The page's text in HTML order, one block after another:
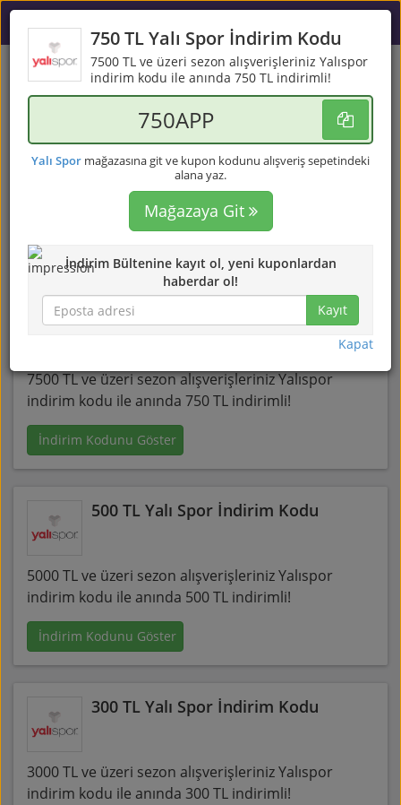
Yalı Spor İndirim Kuponu -
Ağustos 2026
En yeni Yalı Spor indirim kuponu seçenekleri...
İndirimli Alışverişe
Yalı Spor kullanıcı puanları
1244 kişi, ortalama 3.7
750 TL Yalı Spor İndirim Kodu
7500 TL ve üzeri sezon alışverişleriniz Yalıspor
indirim kodu ile anında 750 TL indirimli!
İndirim Kodunu Göster
500 TL Yalı Spor İndirim Kodu
5000 TL ve üzeri sezon alışverişleriniz Yalıspor
indirim kodu ile anında 500 TL indirimli!
İndirim Kodunu Göster
300 TL Yalı Spor İndirim Kodu
3000 TL ve üzeri sezon alışverişleriniz Yalıspor
indirim kodu ile anında 300 TL indirimli!
750 TL Yalı Spor İndirim Kodu
7500 TL ve üzeri sezon alışverişleriniz Yalıspor
indirim kodu ile anında 750 TL indirimli!
750APP
Yalı Spor mağazasına git ve kupon kodunu alışveriş sepetindeki
alana yaz.
Mağazaya Git
İndirim Bültenine kayıt ol, yeni kuponlardan
haberdar ol!
Kayıt
Kapat